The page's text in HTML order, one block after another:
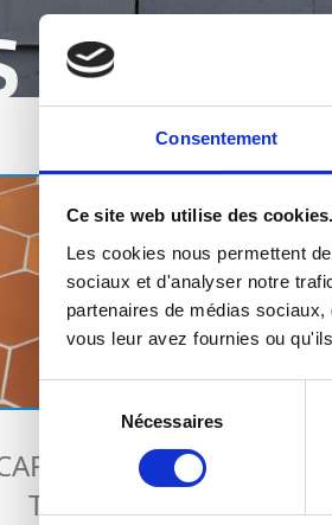
Consentement
Ce site web utilise des cookies.
Les cookies nous permettent
sociaux et d'analyser notre
partenaires de médias
vous leur avez fournies ou
consentement
Nécessaires
ET
TOMETTES